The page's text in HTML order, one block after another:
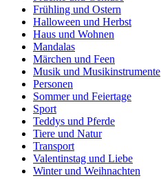
Frühling und Ostern
Halloween und Herbst
Haus und Wohnen
Mandalas
Märchen und Feen
Musik und Musikinstrumente
Personen
Sommer und Feiertage
Sport
Teddys und Pferde
Tiere und Natur
Transport
Valentinstag und Liebe
Winter und Weihnachten